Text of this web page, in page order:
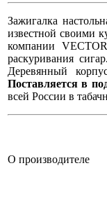
Зажигалка
известной своими
компании
раскуривания
Деревянный
Поставляется в
всей России в
О производителе